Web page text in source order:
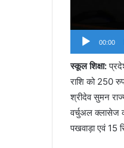
00:00
स्कूल शिक्षा:
राशि को 250
श्रीदेव सुमन
वर्चुअल क्लासेज
पखवाड़ा एवं 15